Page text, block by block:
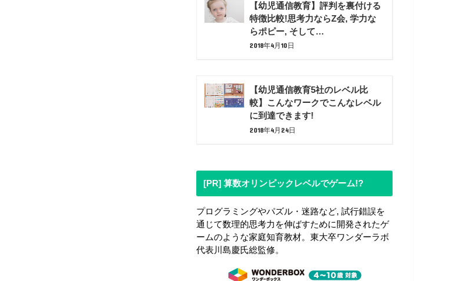
【幼児通信教育】評判を裏付ける
特徴比較!思考力ならZ会, 学力な
らポピー, そして…
2018年4月10日
【幼児通信教育5社のレベル比
較】こんなワークでこんなレベル
に到達できます!
2018年4月24日
[PR] 算数オリンピックレベルでゲーム!?
プログラミングやパズル・迷路など, 試行錯誤を
通じて数理的思考力を伸ばすために開発されたゲ
ームのような家庭知育教材。東大卒ワンダーラボ
代表川島慶氏総監修。